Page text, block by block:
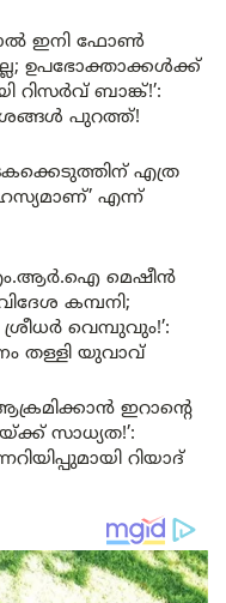
ഇനി ഫോൺ
ഉപഭോക്താക്കൾക്ക്
ബാങ്ക്!’:
പുറത്ത്!
എത്ര
എന്ന്
എം.ആർ.ഐ മെഷീൻ
കമ്പനി;
വെമ്പുവും!’:
തള്ളി യുവാവ്
ഇറാന്റെ
സാധ്യത!’:
റിയാദ്